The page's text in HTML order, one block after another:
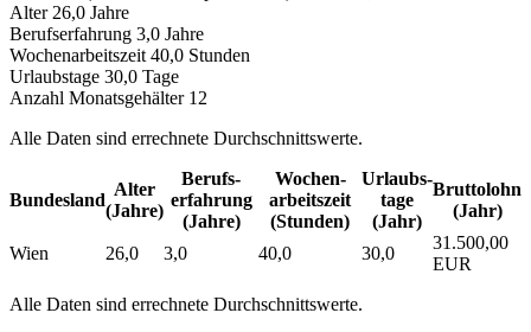
Alter 26,0 Jahre
Berufserfahrung 3,0 Jahre
Wochenarbeitszeit 40,0 Stunden
Urlaubstage 30,0 Tage
Anzahl Monatsgehälter 12
Alle Daten sind errechnete Durchschnittswerte.
Bundesland
Alter
(Jahre)
Berufs­
erfahrung
(Jahre)
Wochen­
arbeitszeit
(Stunden)
Urlaubs­
tage
(Jahr)
Bruttolohn
(Jahr)
Wien 26,0 3,0 40,0 30,0
31.500,00
EUR
Alle Daten sind errechnete Durchschnittswerte.